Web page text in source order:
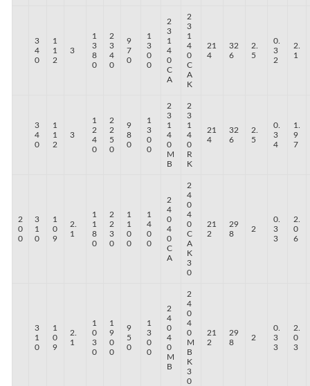
3
4
0
1
1
2
3
1
3
8
0
2
3
4
0
9
7
0
1
3
0
0
2
3
1
4
0
C
A
2
3
1
4
0
C
A
K
21
4
32
6
2.
5
0.
3
2
2.
1
3
4
0
1
1
2
3
1
2
4
0
2
2
5
0
9
8
0
1
3
0
0
2
3
1
4
0
M
B
2
3
1
4
0
R
K
21
4
32
6
2.
5
0.
3
4
1.
9
7
2
0
0
3
1
0
1
0
9
2.
1
1
1
8
0
2
2
3
0
1
1
0
0
1
4
0
0
2
4
0
4
0
C
A
2
4
0
4
0
C
A
K
3
0
21
2
29
8
2
0.
3
3
2.
0
6
3
1
0
1
0
9
2.
1
1
0
3
0
1
9
0
0
9
5
0
1
3
0
0
2
4
0
4
0
M
B
2
4
0
4
0
M
B
K
3
0
21
2
29
8
2
0.
3
3
2.
0
3